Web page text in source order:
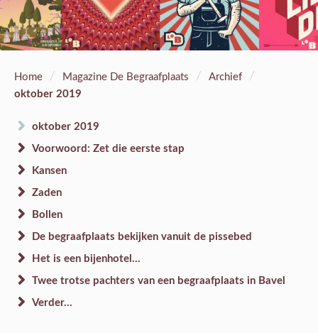
Home / Magazine De Begraafplaats / Archief /
oktober 2019
oktober 2019
Voorwoord: Zet die eerste stap
Kansen
Zaden
Bollen
De begraafplaats bekijken vanuit de pissebed
Het is een bijenhotel...
Twee trotse pachters van een begraafplaats in Bavel
Verder...